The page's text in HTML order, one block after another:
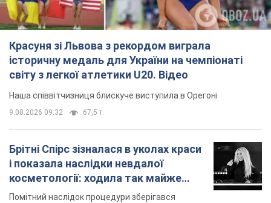
і показала наслідки невдалої
косметології: ходила так майже
Помітний наслідок процедури зберігався
близько чотирьох тижнів
9.08.2026 13:19 3,5 т.
їсти: українська модель Христина
Пономар розповіла про страшний бік
модельної кар’єри
Модель зізналася, які гонорари отримують її
колеги
9.08.2026 16:25 7,5 т.